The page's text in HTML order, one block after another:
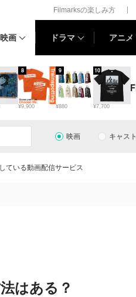
Filmarksの楽しみ方
映画 ドラマ アニメ
¥9,900
8
¥880
9
¥7,700
10
映画 キャスト
ている動画配信サービス
はある？